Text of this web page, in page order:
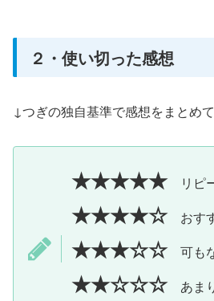
２・使い切った感想
↓つぎの独自基準で感想をまとめ
★★★★★リピ
★★★★☆おす
★★★☆☆可もな
★★☆☆☆あま